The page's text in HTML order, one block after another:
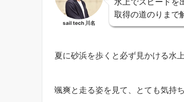
sail tech 川名
取得の道のりまで
夏に砂浜を歩くと必ず見かける水上
颯爽と走る姿を見て、とても気持